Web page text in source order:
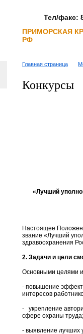
Тел/факс:
ПРИМОРСКАЯ
РФ
Главная страница
Конкурсы
«Лучший
Настоящее
звание «Лучший
здравоохранения
2. Задачи и цели
Основными целями и
- повышение
интересов
- укрепление
сфере охраны труда;
- выявление лучших